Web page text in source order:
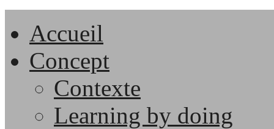
Accueil
Concept
Contexte
Learning by doing